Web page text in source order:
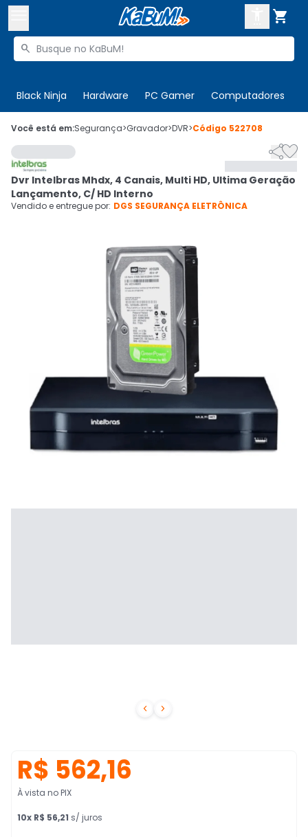

Buscar produtos

Black Ninja Hardware PC Gamer Computadores
 Olá. Acesse sua conta
 Departamentos
Cupons
Ativar tradutor em libras
CADASTRE-SE
Você está em:Segurança>Gravador>DVR>Código 522708
 

Dvr Intelbras Mhdx, 4 Canais, Multi HD, Ultima Geração
Lançamento, C/ HD Interno
Vendido e entregue por: DGS SEGURANÇA ELETRÔNICA
R$ 562,16
À vista no PIX
10x R$ 56,21 s/ juros